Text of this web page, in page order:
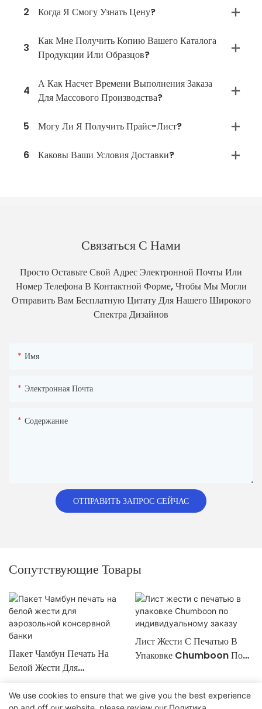
2 Когда Я Смогу Узнать Цену?
3
Как Мне Получить Копию Вашего Каталога
Продукции Или Образцов?
4
А Как Насчет Времени Выполнения Заказа
Для Массового Производства?
5 Могу Ли Я Получить Прайс-Лист?
6 Каковы Ваши Условия Доставки?
Связаться С Нами
Просто Оставьте Свой Адрес Электронной Почты Или
Номер Телефона В Контактной Форме, Чтобы Мы Могли
Отправить Вам Бесплатную Цитату Для Нашего Широкого
Спектра Дизайнов
Имя
Электронная Почта
Содержание
ОТПРАВИТЬ ЗАПРОС СЕЙЧАС
Сопутствующие Товары
Пакет Чамбун Печать На
Белой Жести Для
Банки
Лист Жести С Печатью В
Упаковке Chumboon По
We use cookies to ensure that we give you the best experience